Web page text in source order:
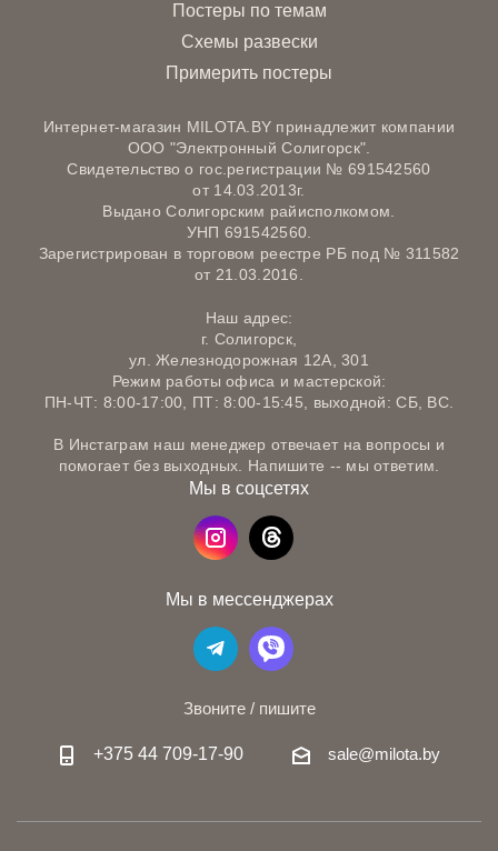
Постеры по темам
Схемы развески
Примерить постеры
Интернет-магазин MILOTA.BY принадлежит компании
ООО "Электронный Солигорск".
Свидетельство о гос.регистрации № 691542560
от 14.03.2013г.
Выдано Солигорским райисполкомом.
УНП 691542560.
Зарегистрирован в торговом реестре РБ под № 311582
от 21.03.2016.
Наш адрес:
г. Солигорск,
ул. Железнодорожная 12А, 301
Режим работы офиса и мастерской:
ПН-ЧТ: 8:00-17:00, ПТ: 8:00-15:45, выходной: СБ, ВС.
В Инстаграм наш менеджер отвечает на вопросы и
помогает без выходных. Напишите -- мы ответим.
Мы в соцсетях
Мы в мессенджерах
Звоните / пишите
+375 44 709-17-90 sale@milota.by